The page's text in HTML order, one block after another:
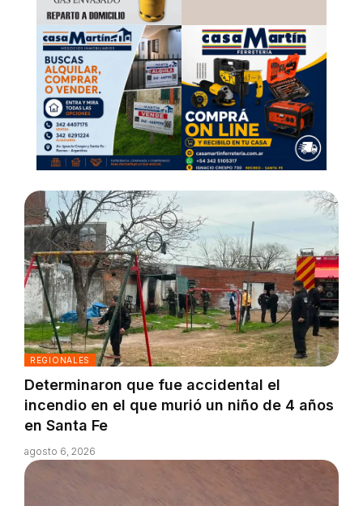
REGIONALES
Determinaron que fue accidental el
incendio en el que murió un niño de 4 años
en Santa Fe
agosto 6, 2026